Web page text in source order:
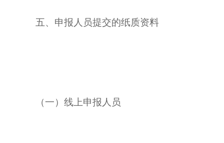
五、申报人员提交的纸质资料
（一）线上申报人员